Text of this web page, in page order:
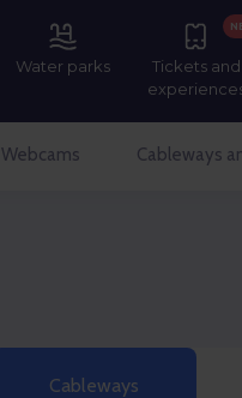
Water parks
Tickets and
Webcams Cableways
Cableways